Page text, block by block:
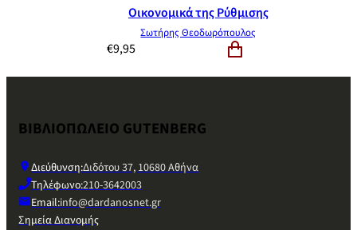
Οικονομικά της Ρύθμισης
Σωτήρης Θεοδωρόπουλος
€9,95
ΒΙΒΛΙΟΠΩΛΕΙΟ GUTENBERG
Διεύθυνση:Διδότου 37, 10680 Αθήνα
Τηλέφωνο:210-3642003
Email:info@dardanosnet.gr
Σημεία Διανομής